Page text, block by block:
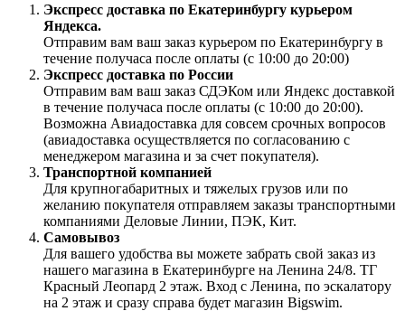
Экспресс доставка по Екатеринбургу курьером
Яндекса.
Отправим вам ваш заказ курьером по Екатеринбургу в
течение получаса после оплаты (с 10:00 до 20:00)
Экспресс доставка по России
Отправим вам ваш заказ СДЭКом или Яндекс доставкой
в течение получаса после оплаты (с 10:00 до 20:00).
Возможна Авиадоставка для совсем срочных вопросов
(авиадоставка осуществляется по согласованию с
менеджером магазина и за счет покупателя).
Транспортной компанией
Для крупногабаритных и тяжелых грузов или по
желанию покупателя отправляем заказы транспортными
компаниями Деловые Линии, ПЭК, Кит.
Самовывоз
Для вашего удобства вы можете забрать свой заказ из
нашего магазина в Екатеринбурге на Ленина 24/8. ТГ
Красный Леопард 2 этаж. Вход с Ленина, по эскалатору
на 2 этаж и сразу справа будет магазин Bigswim.